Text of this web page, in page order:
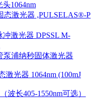
1064nm
态激光器 ,PULSELAS®-P
激光器 DPSSL M-
泵浦纳秒固体激光器
光器 1064nm (100mJ
长405-1550nm可选）